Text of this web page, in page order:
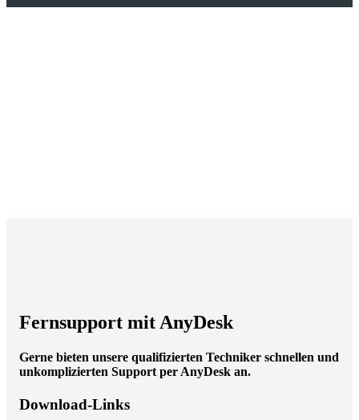
Fernsupport mit AnyDesk
Gerne bieten unsere qualifizierten Techniker schnellen und
unkomplizierten Support per AnyDesk an.
Download-Links